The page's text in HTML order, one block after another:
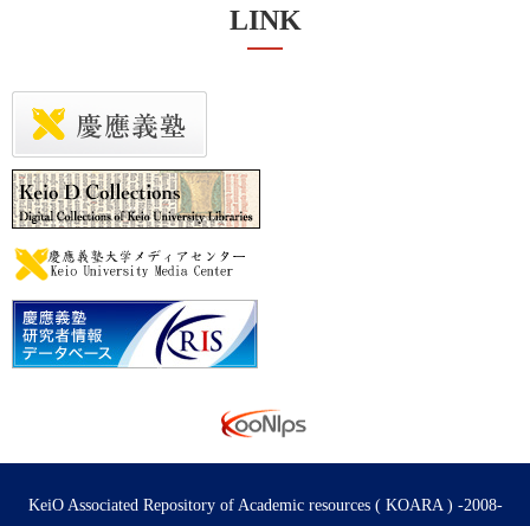
LINK
KeiO Associated Repository of Academic resources ( KOARA ) -2008-